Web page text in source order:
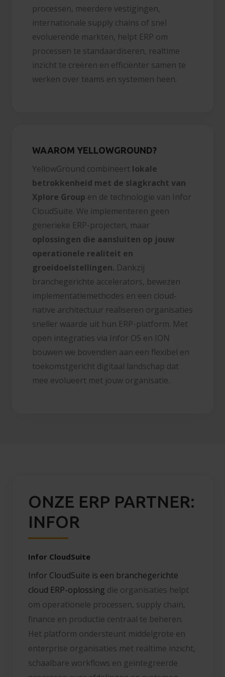
processen, meerdere vestigingen,
internationale supply chains of snel
evoluerende markten, helpt ERP om
processen te standaardiseren, realtime
inzicht te creëren en efficiënter samen te
werken over teams en systemen heen.
WAAROM YELLOWGROUND?
YellowGround combineert lokale
betrokkenheid met de slagkracht van
Xplore Group en de technologie van Infor
CloudSuite. We implementeren geen
generieke ERP-projecten, maar
oplossingen die aansluiten op jouw
operationele realiteit en
groeidoelstellingen. Dankzij
branchegerichte accelerators, bewezen
implementatiemethodes en een cloud-
native architectuur realiseren organisaties
sneller waarde uit hun ERP-platform. Met
open integraties via Infor OS en ION
bouwen we bovendien aan een flexibel en
toekomstgericht digitaal landschap dat
mee evolueert met jouw organisatie.
ONZE ERP PARTNER:
INFOR
Infor CloudSuite
Infor CloudSuite is een branchegerichte
cloud ERP-oplossing die organisaties helpt
om operationele processen, supply chain,
finance en productie centraal te beheren.
Het platform ondersteunt middelgrote en
enterprise organisaties met realtime inzicht,
schaalbare workflows en geïntegreerde